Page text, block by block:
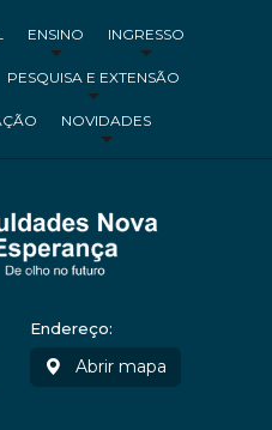
ENSINO INGRESSO
PESQUISA E EXTENSÃO
NOVIDADES
Endereço:
Abrir mapa